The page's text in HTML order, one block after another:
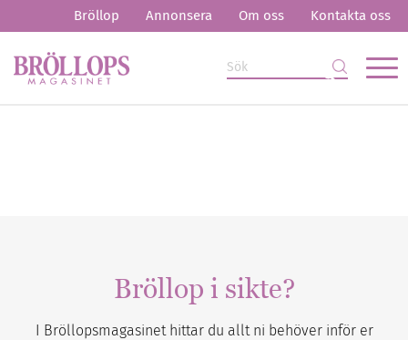
Bröllop Annonsera Om oss Kontakta oss
Bröllop i sikte?
I Bröllopsmagasinet hittar du allt ni behöver inför er